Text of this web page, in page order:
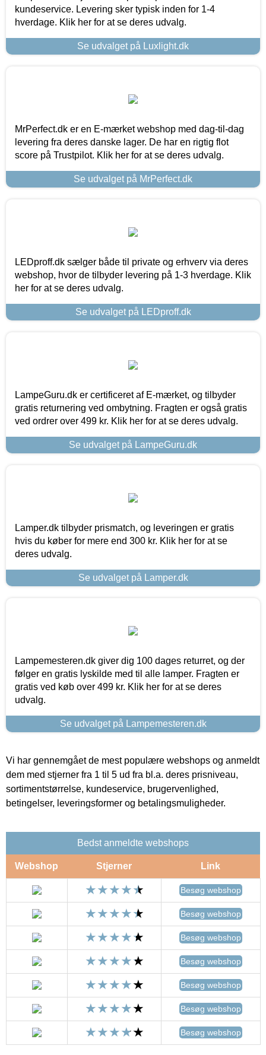
kundeservice. Levering sker typisk inden for 1-4
hverdage. Klik her for at se deres udvalg.
Se udvalget på Luxlight.dk
MrPerfect.dk er en E-mærket webshop med dag-til-dag
levering fra deres danske lager. De har en rigtig flot
score på Trustpilot. Klik her for at se deres udvalg.
Se udvalget på MrPerfect.dk
LEDproff.dk sælger både til private og erhverv via deres
webshop, hvor de tilbyder levering på 1-3 hverdage. Klik
her for at se deres udvalg.
Se udvalget på LEDproff.dk
LampeGuru.dk er certificeret af E-mærket, og tilbyder
gratis returnering ved ombytning. Fragten er også gratis
ved ordrer over 499 kr. Klik her for at se deres udvalg.
Se udvalget på LampeGuru.dk
Lamper.dk tilbyder prismatch, og leveringen er gratis
hvis du køber for mere end 300 kr. Klik her for at se
deres udvalg.
Se udvalget på Lamper.dk
Lampemesteren.dk giver dig 100 dages returret, og der
følger en gratis lyskilde med til alle lamper. Fragten er
gratis ved køb over 499 kr. Klik her for at se deres
udvalg.
Se udvalget på Lampemesteren.dk
Vi har gennemgået de mest populære webshops og anmeldt
dem med stjerner fra 1 til 5 ud fra bl.a. deres prisniveau,
sortimentstørrelse, kundeservice, brugervenlighed,
betingelser, leveringsformer og betalingsmuligheder.
Bedst anmeldte webshops
Webshop Stjerner Link
Besøg webshop
Besøg webshop
Besøg webshop
Besøg webshop
Besøg webshop
Besøg webshop
Besøg webshop